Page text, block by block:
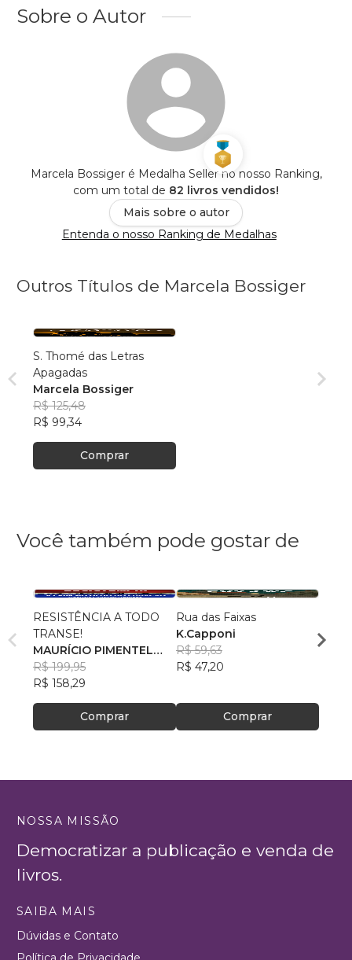
Sobre o Autor
Marcela Bossiger é Medalha Seller no nosso Ranking,
com um total de 82 livros vendidos!
Mais sobre o autor
Entenda o nosso Ranking de Medalhas
Outros Títulos de Marcela Bossiger
S. Thomé das Letras
Apagadas
Marcela Bossiger
R$ 125,48
R$ 99,34
Comprar
Você também pode gostar de
RESISTÊNCIA A TODO
TRANSE!
MAURÍCIO PIMENTEL
MACHADO
R$ 199,95
R$ 158,29
Comprar
Rua das Faixas
K.Capponi
R$ 59,63
R$ 47,20
Comprar
NOSSA MISSÃO
Democratizar a publicação e venda de
livros.
SAIBA MAIS
Dúvidas e Contato